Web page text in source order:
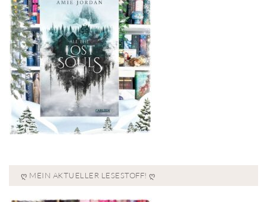
Ღ MEIN AKTUELLER LESESTOFF! Ღ